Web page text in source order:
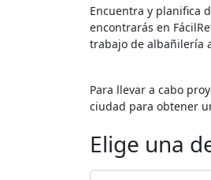
Encuentra y planifica
encontrarás en
trabajo de albañilería
Para llevar a cabo
ciudad para obtener
Elige una